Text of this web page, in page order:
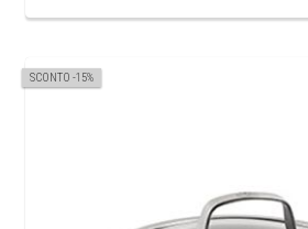
SCONTO -15%